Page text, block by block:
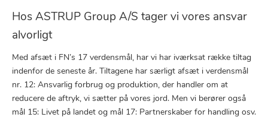
Hos ASTRUP Group A/S tager vi vores ansvar
alvorligt
Med afsæt i FN’s 17 verdensmål, har vi har iværksat række tiltag
indenfor de seneste år. Tiltagene har særligt afsæt i verdensmål
nr. 12: Ansvarlig forbrug og produktion, der handler om at
reducere de aftryk, vi sætter på vores jord. Men vi berører også
mål 15: Livet på landet og mål 17: Partnerskaber for handling osv.